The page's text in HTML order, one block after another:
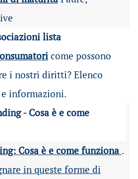
come possono
i nostri diritti? Elenco
informazioni.
Cosa è e come funziona .
in queste forme di